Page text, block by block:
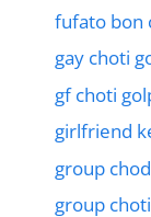
fufato bon
gay choti
gf choti
girlfriend
group
group